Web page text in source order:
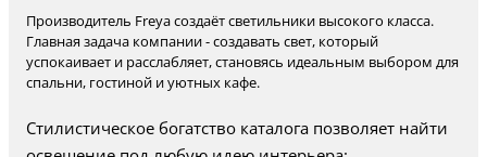
Производитель Freya создаёт светильники высокого класса.
Главная задача компании - создавать свет, который
успокаивает и расслабляет, становясь идеальным выбором для
спальни, гостиной и уютных кафе.
Стилистическое богатство каталога позволяет найти